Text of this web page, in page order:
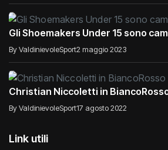
Gli Shoemakers Under 15 sono
By ValdinievoleSport2 maggio 2023
Christian Niccoletti in
By ValdinievoleSport17 agosto 2022
Link utili